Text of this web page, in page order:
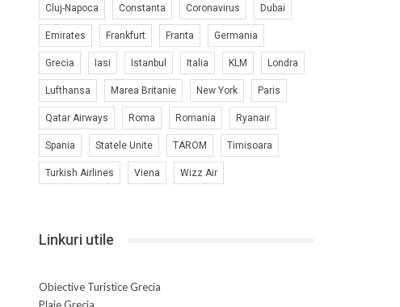
Cluj-Napoca Constanta Coronavirus Dubai
Emirates Frankfurt Franta Germania
Grecia Iasi Istanbul Italia KLM Londra
Lufthansa Marea Britanie New York Paris
Qatar Airways Roma Romania Ryanair
Spania Statele Unite TAROM Timisoara
Turkish Airlines Viena Wizz Air
Linkuri utile
Obiective Turistice Grecia